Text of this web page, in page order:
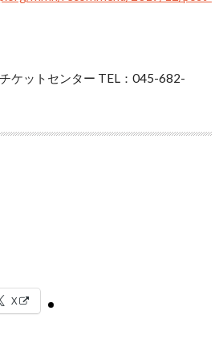
ケットセンター TEL：045-682-
X